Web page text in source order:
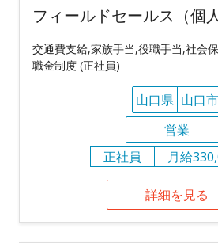
フィールドセールス（個
交通費支給,家族手当,役職手当,社会
職金制度 (正社員)
山口県 山口市
営業
正社員
月給
詳細を見る